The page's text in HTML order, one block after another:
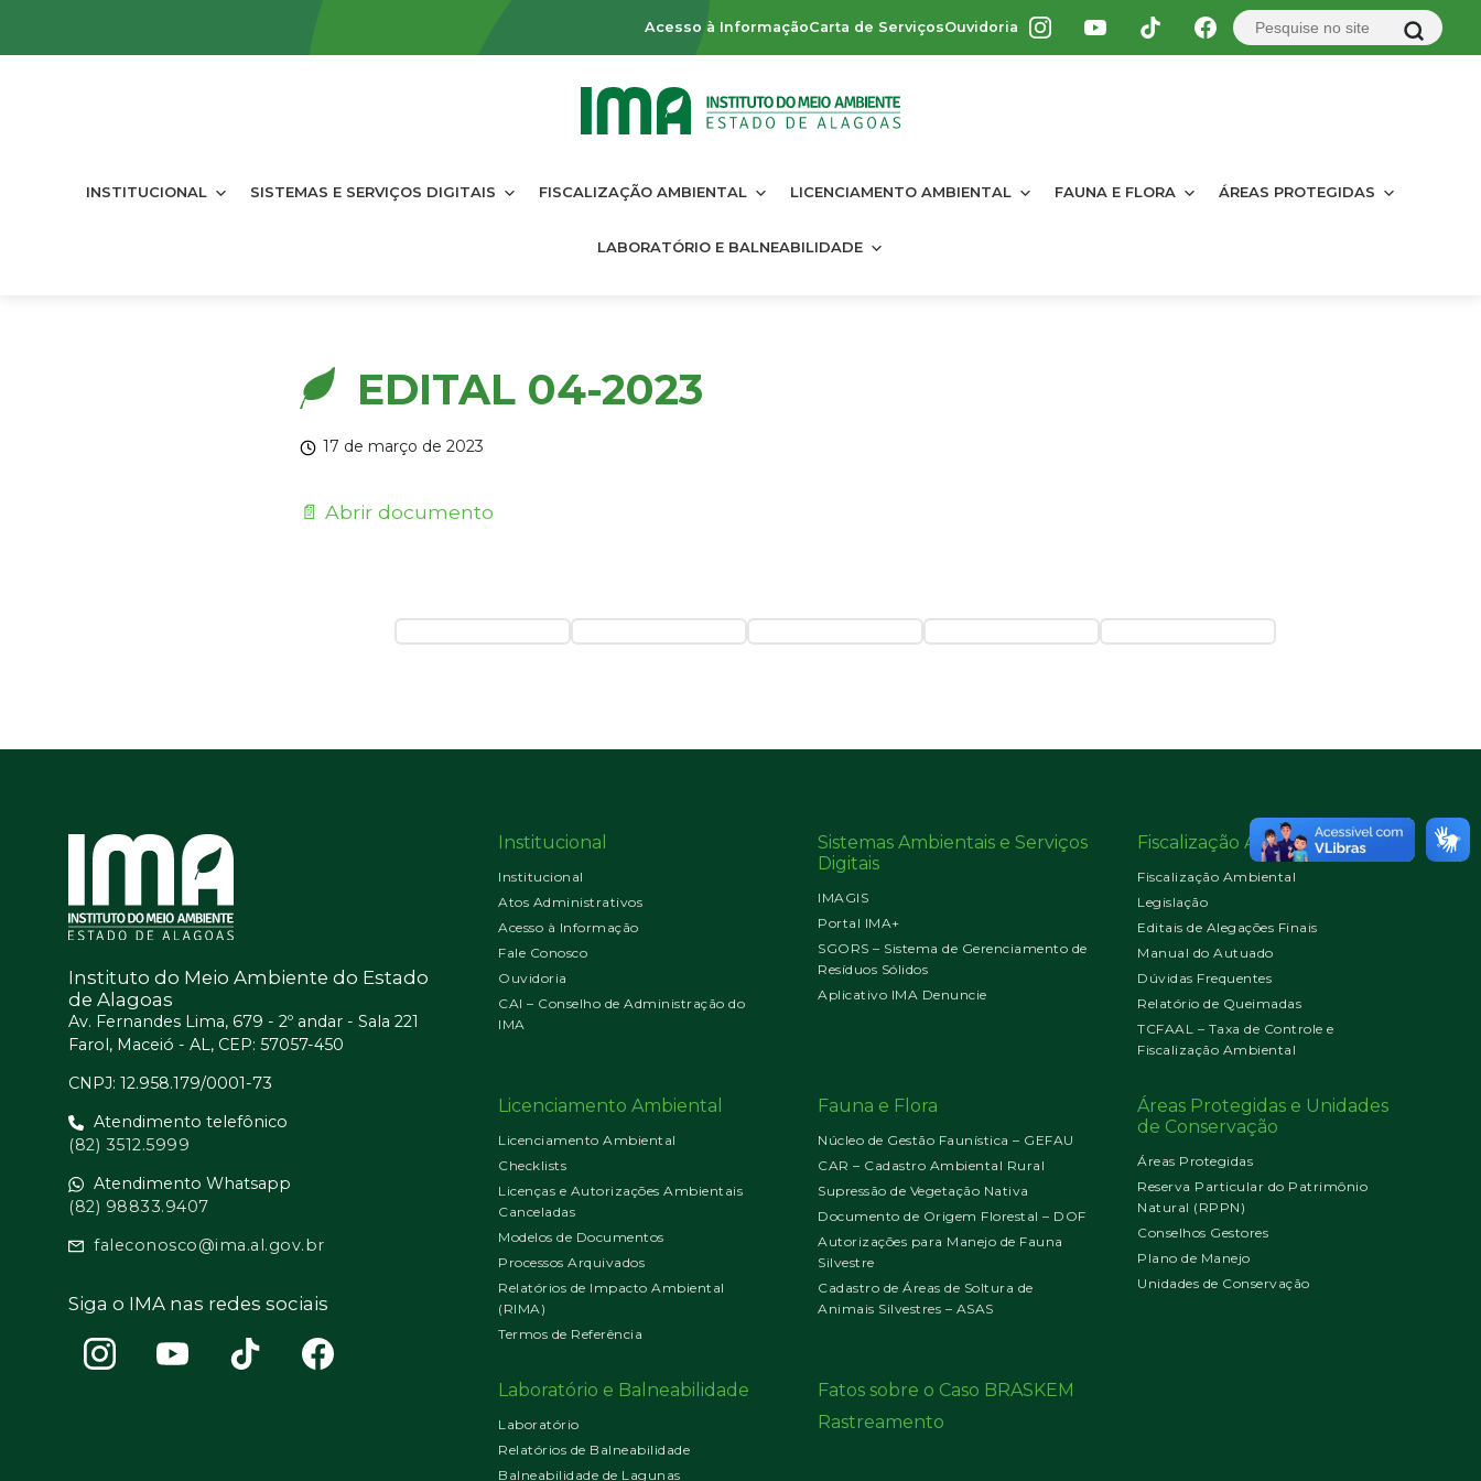
Acesso à InformaçãoCarta de ServiçosOuvidoria
INSTITUCIONAL SISTEMAS E SERVIÇOS DIGITAIS FISCALIZAÇÃO AMBIENTAL LICENCIAMENTO AMBIENTAL FAUNA E FLORA ÁREAS PROTEGIDAS
LABORATÓRIO E BALNEABILIDADE
EDITAL 04-2023
17 de março de 2023
📄 Abrir documento
Instituto do Meio Ambiente do Estado
de Alagoas
Av. Fernandes Lima, 679 - 2º andar - Sala 221
Farol, Maceió - AL, CEP: 57057-450
CNPJ: 12.958.179/0001-73
Atendimento telefônico
(82) 3512.5999
Atendimento Whatsapp
(82) 98833.9407
faleconosco@ima.al.gov.br
Siga o IMA nas redes sociais
Institucional
Institucional
Atos Administrativos
Acesso à Informação
Fale Conosco
Ouvidoria
CAI – Conselho de Administração do
IMA
Sistemas Ambientais e Serviços
Digitais
IMAGIS
Portal IMA+
SGORS – Sistema de Gerenciamento de
Resíduos Sólidos
Aplicativo IMA Denuncie
Fiscalização Ambiental
Fiscalização Ambiental
Legislação
Editais de Alegações Finais
Manual do Autuado
Dúvidas Frequentes
Relatório de Queimadas
TCFAAL – Taxa de Controle e
Fiscalização Ambiental
Licenciamento Ambiental
Licenciamento Ambiental
Checklists
Licenças e Autorizações Ambientais
Canceladas
Modelos de Documentos
Processos Arquivados
Relatórios de Impacto Ambiental
(RIMA)
Termos de Referência
Fauna e Flora
Núcleo de Gestão Faunística – GEFAU
CAR – Cadastro Ambiental Rural
Supressão de Vegetação Nativa
Documento de Origem Florestal – DOF
Autorizações para Manejo de Fauna
Silvestre
Cadastro de Áreas de Soltura de
Animais Silvestres – ASAS
Áreas Protegidas e Unidades
de Conservação
Áreas Protegidas
Reserva Particular do Patrimônio
Natural (RPPN)
Conselhos Gestores
Plano de Manejo
Unidades de Conservação
Laboratório e Balneabilidade
Laboratório
Relatórios de Balneabilidade
Balneabilidade de Lagunas
Fatos sobre o Caso BRASKEM
Rastreamento